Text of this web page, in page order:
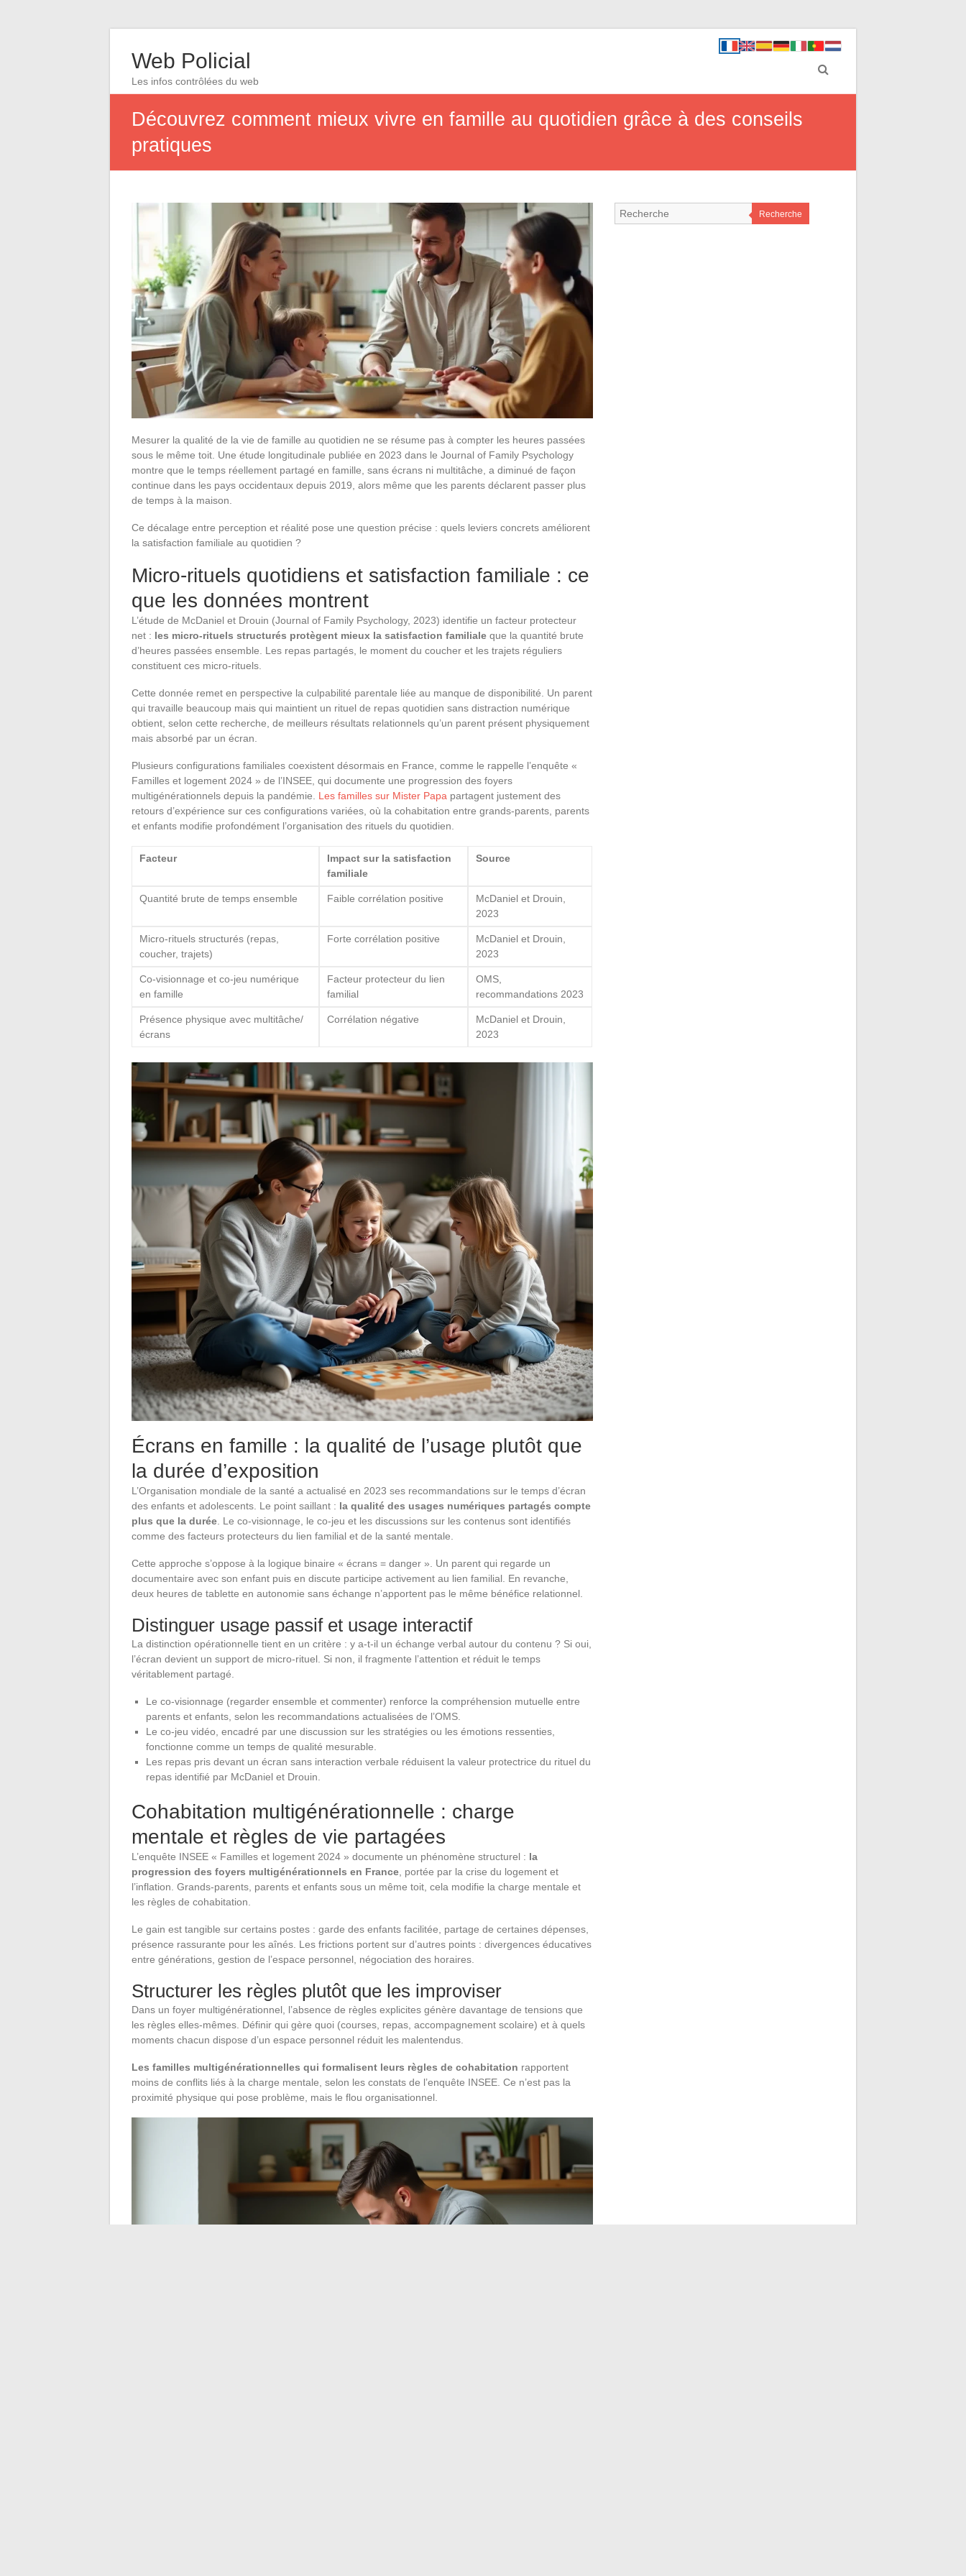
Web Policial
Les infos contrôlées du web
Découvrez comment mieux vivre en famille au quotidien grâce à des conseils
pratiques
Mesurer la qualité de la vie de famille au quotidien ne se résume pas à compter les heures passées
sous le même toit. Une étude longitudinale publiée en 2023 dans le Journal of Family Psychology
montre que le temps réellement partagé en famille, sans écrans ni multitâche, a diminué de façon
continue dans les pays occidentaux depuis 2019, alors même que les parents déclarent passer plus
de temps à la maison.
Ce décalage entre perception et réalité pose une question précise : quels leviers concrets améliorent
la satisfaction familiale au quotidien ?
Micro-rituels quotidiens et satisfaction familiale : ce
que les données montrent
L’étude de McDaniel et Drouin (Journal of Family Psychology, 2023) identifie un facteur protecteur
net : les micro-rituels structurés protègent mieux la satisfaction familiale que la quantité brute
d’heures passées ensemble. Les repas partagés, le moment du coucher et les trajets réguliers
constituent ces micro-rituels.
Cette donnée remet en perspective la culpabilité parentale liée au manque de disponibilité. Un parent
qui travaille beaucoup mais qui maintient un rituel de repas quotidien sans distraction numérique
obtient, selon cette recherche, de meilleurs résultats relationnels qu’un parent présent physiquement
mais absorbé par un écran.
Plusieurs configurations familiales coexistent désormais en France, comme le rappelle l’enquête «
Familles et logement 2024 » de l’INSEE, qui documente une progression des foyers
multigénérationnels depuis la pandémie. Les familles sur Mister Papa partagent justement des
retours d’expérience sur ces configurations variées, où la cohabitation entre grands-parents, parents
et enfants modifie profondément l’organisation des rituels du quotidien.
Facteur
Impact sur la satisfaction
familiale
Source
Quantité brute de temps ensemble Faible corrélation positive
McDaniel et Drouin,
2023
Micro-rituels structurés (repas,
coucher, trajets)
Forte corrélation positive
McDaniel et Drouin,
2023
Co-visionnage et co-jeu numérique
en famille
Facteur protecteur du lien
familial
OMS,
recommandations 2023
Présence physique avec multitâche/
écrans
Corrélation négative
McDaniel et Drouin,
2023
Écrans en famille : la qualité de l’usage plutôt que
la durée d’exposition
L’Organisation mondiale de la santé a actualisé en 2023 ses recommandations sur le temps d’écran
des enfants et adolescents. Le point saillant : la qualité des usages numériques partagés compte
plus que la durée. Le co-visionnage, le co-jeu et les discussions sur les contenus sont identifiés
comme des facteurs protecteurs du lien familial et de la santé mentale.
Cette approche s’oppose à la logique binaire « écrans = danger ». Un parent qui regarde un
documentaire avec son enfant puis en discute participe activement au lien familial. En revanche,
deux heures de tablette en autonomie sans échange n’apportent pas le même bénéfice relationnel.
Distinguer usage passif et usage interactif
La distinction opérationnelle tient en un critère : y a-t-il un échange verbal autour du contenu ? Si oui,
l’écran devient un support de micro-rituel. Si non, il fragmente l’attention et réduit le temps
véritablement partagé.
Le co-visionnage (regarder ensemble et commenter) renforce la compréhension mutuelle entre
parents et enfants, selon les recommandations actualisées de l’OMS.
Le co-jeu vidéo, encadré par une discussion sur les stratégies ou les émotions ressenties,
fonctionne comme un temps de qualité mesurable.
Les repas pris devant un écran sans interaction verbale réduisent la valeur protectrice du rituel du
repas identifié par McDaniel et Drouin.
Cohabitation multigénérationnelle : charge
mentale et règles de vie partagées
L’enquête INSEE « Familles et logement 2024 » documente un phénomène structurel : la
progression des foyers multigénérationnels en France, portée par la crise du logement et
l’inflation. Grands-parents, parents et enfants sous un même toit, cela modifie la charge mentale et
les règles de cohabitation.
Le gain est tangible sur certains postes : garde des enfants facilitée, partage de certaines dépenses,
présence rassurante pour les aînés. Les frictions portent sur d’autres points : divergences éducatives
entre générations, gestion de l’espace personnel, négociation des horaires.
Structurer les règles plutôt que les improviser
Dans un foyer multigénérationnel, l’absence de règles explicites génère davantage de tensions que
les règles elles-mêmes. Définir qui gère quoi (courses, repas, accompagnement scolaire) et à quels
moments chacun dispose d’un espace personnel réduit les malentendus.
Les familles multigénérationnelles qui formalisent leurs règles de cohabitation rapportent
moins de conflits liés à la charge mentale, selon les constats de l’enquête INSEE. Ce n’est pas la
proximité physique qui pose problème, mais le flou organisationnel.
Recherche